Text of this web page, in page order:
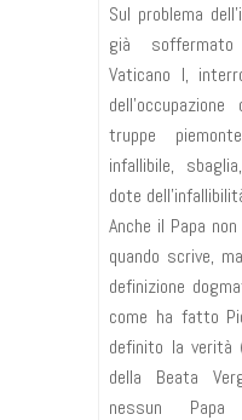
Sul problema
già
Vaticano I,
truppe
infallibile,
dote
Anche il Papa
quando scrive,
definizione
come ha fatto
definito la verità
della Beata
nessun